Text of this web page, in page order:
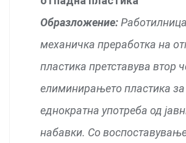
Образложение:
механичка преработка на
пластика претставува втор
елиминирањето пластика за
еднократна употреба од
набавки. Со